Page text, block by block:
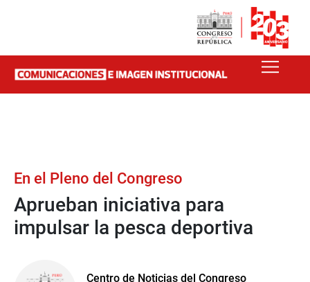
En el Pleno del Congreso
Aprueban iniciativa para
impulsar la pesca deportiva
Centro de Noticias del Congreso